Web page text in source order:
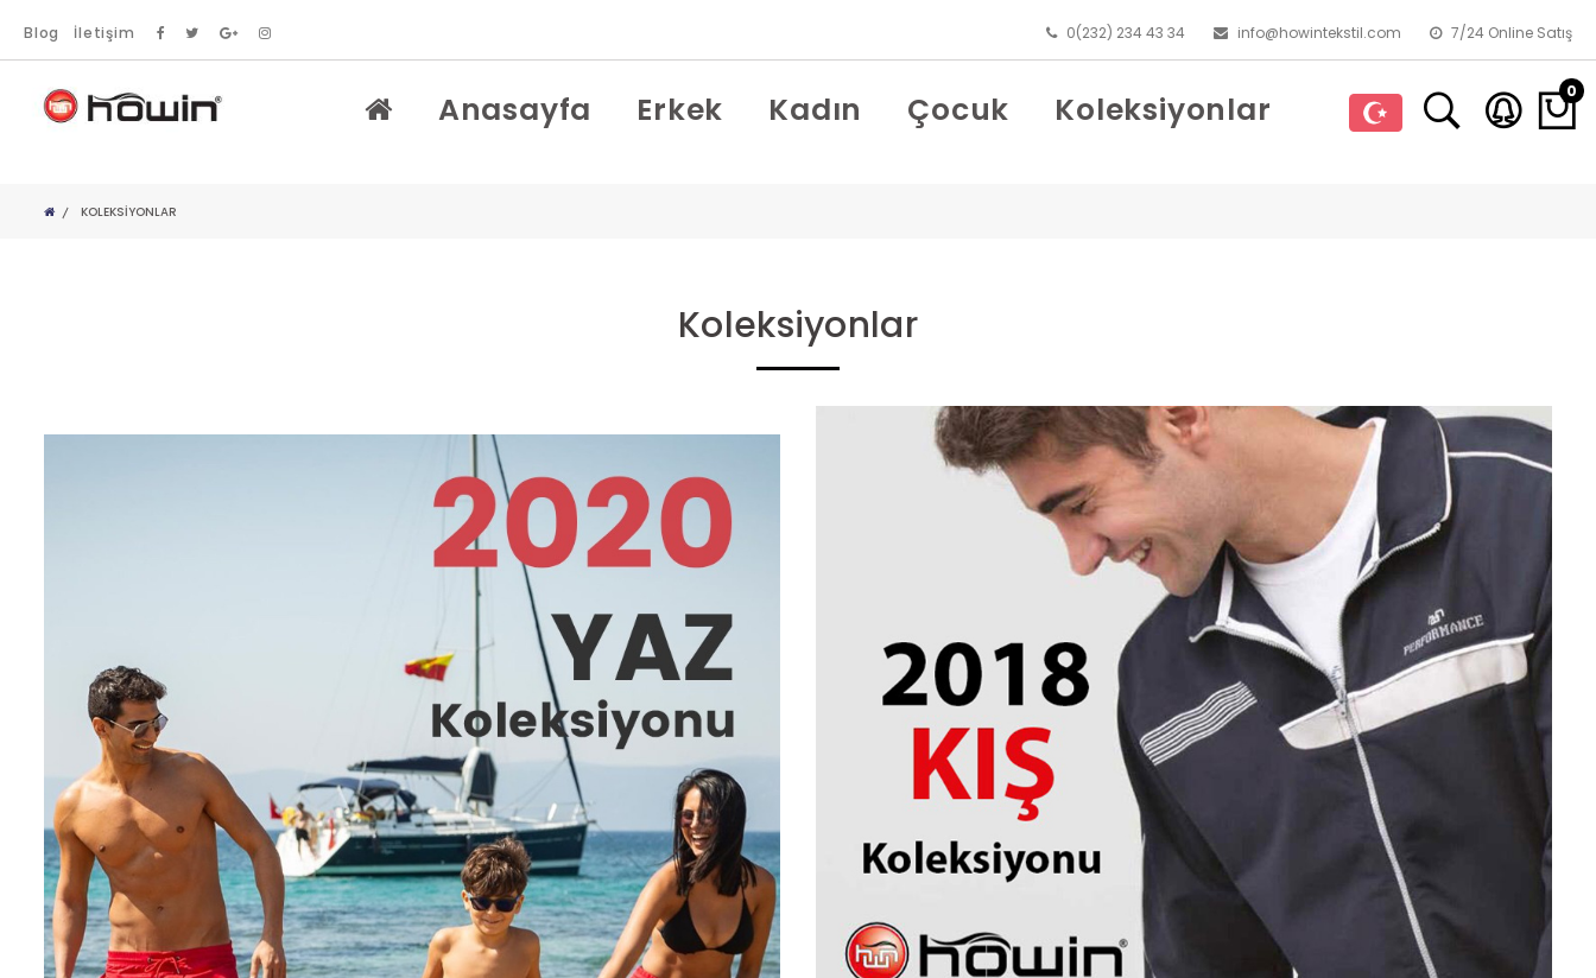
Blog İletişim 0(232) 234 43 34 info@howintekstil.com 7/24 Online Satış
Anasayfa Erkek Kadın Çocuk Koleksiyonlar 0
KOLEKSIYONLAR
Koleksiyonlar